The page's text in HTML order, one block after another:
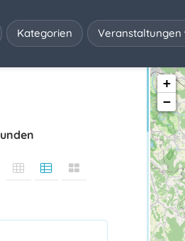
Kategorien Veranstaltungen
+
−